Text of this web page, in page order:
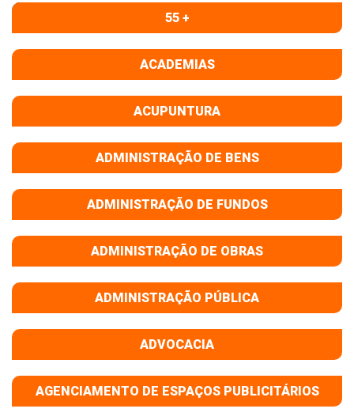
55 +
ACADEMIAS
ACUPUNTURA
ADMINISTRAÇÃO DE BENS
ADMINISTRAÇÃO DE FUNDOS
ADMINISTRAÇÃO DE OBRAS
ADMINISTRAÇÃO PÚBLICA
ADVOCACIA
AGENCIAMENTO DE ESPAÇOS PUBLICITÁRIOS